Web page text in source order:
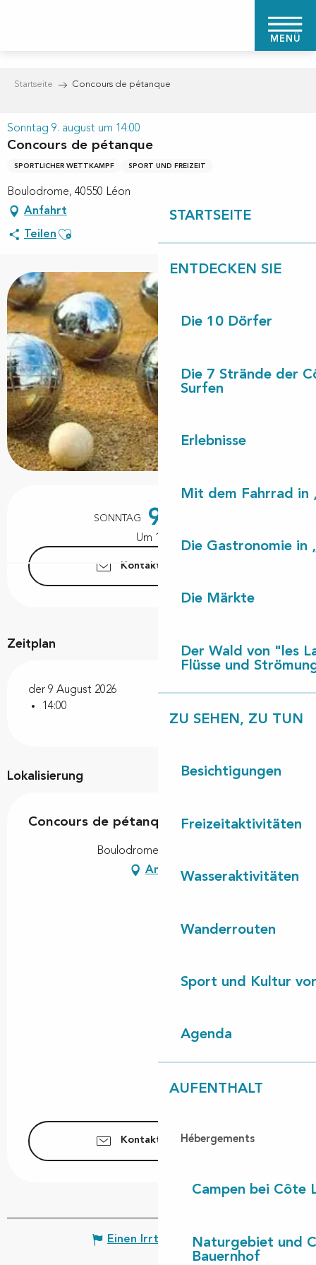
MENÜ
STARTSEITE
ENTDECKEN SIE
Die 10 Dörfer
Die 7 Strände der
Surfen
Erlebnisse
Mit dem Fahrrad in
Die Gastronomie in
Die Märkte
Der Wald von "les
Flüsse und
ZU SEHEN, ZU TUN
Besichtigungen
Freizeitaktivitäten
Wasseraktivitäten
Wanderrouten
Sport und Kultur
Agenda
AUFENTHALT
Hébergements
Campen bei Côte
Naturgebiet und
Bauernhof
Startseite Concours de pétanque
Sonntag 9. august um 14:00
Concours de pétanque
SPORTLICHER WETTKAMPF SPORT UND FREIZEIT
Boulodrome, 40550 Léon
Anfahrt
Teilen Ajouter aux favoris
Öffnungszeiten & Kontaktdaten
SONNTAG 9.
Um 14:00
Kontaktieren Sie uns
Zeitplan
der 9 August 2026
14:00
Lokalisierung
Concours de pétanque
Boulodrome, 40550 Léon
Anfahrt
Kontaktieren Sie uns
Einen Irrtum angeben